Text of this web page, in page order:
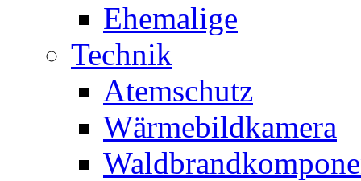
Ehemalige
Technik
Atemschutz
Wärmebildkamera